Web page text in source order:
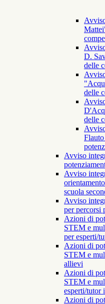
D.
delle
delle
delle
Avviso
Avviso
scuola
Avviso
per percorsi
Azioni di
STEM e
per esperti/
Azioni di
STEM e
allievi
Azioni di
STEM e
esperti/tutor
Azioni di